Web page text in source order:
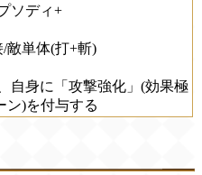
ソディ+
敵単体(打+斬)
自身に「攻撃強化」(効果極
ン)を付与する